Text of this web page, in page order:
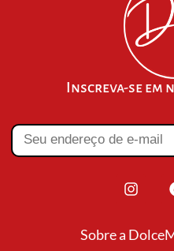
Inscreva-se em
Sobre a Dolce